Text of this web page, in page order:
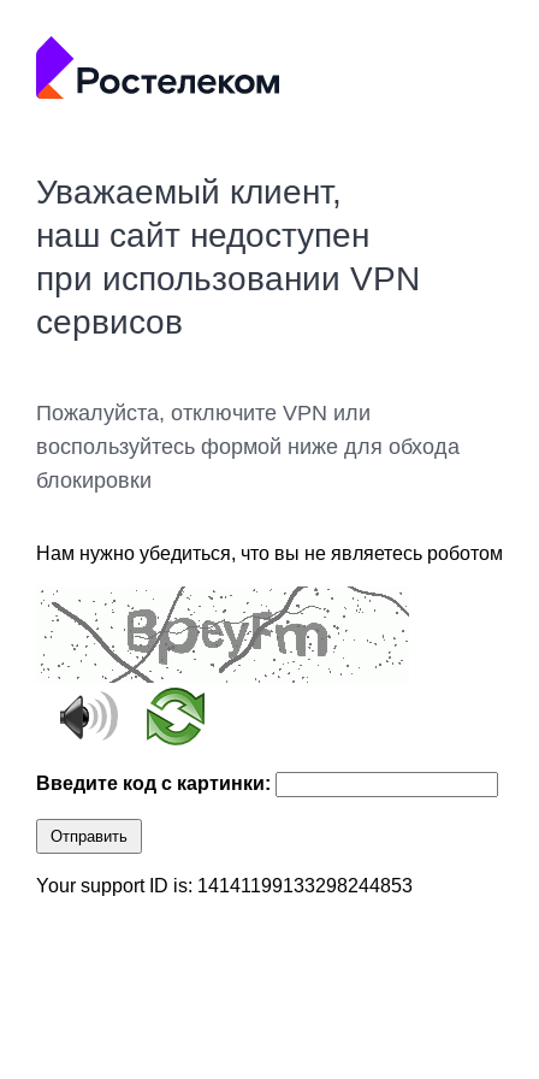
Уважаемый клиент,
наш сайт недоступен
при использовании VPN
сервисов
Пожалуйста, отключите VPN или
воспользуйтесь формой ниже для обхода
блокировки
Нам нужно убедиться, что вы не являетесь роботом
Введите код с картинки:
Отправить
Your support ID is: 14141199133298244853